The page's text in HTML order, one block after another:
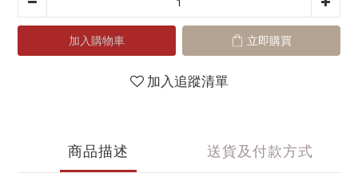
加入購物車 立即購買
加入追蹤清單
商品描述 送貨及付款方式